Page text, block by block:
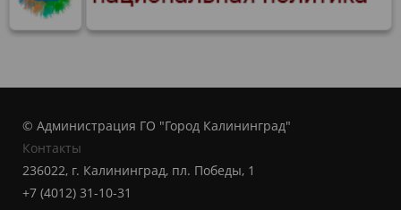
© Администрация ГО "Город Калининград"
Контакты
236022, г. Калининград, пл. Победы, 1
+7 (4012) 31-10-31